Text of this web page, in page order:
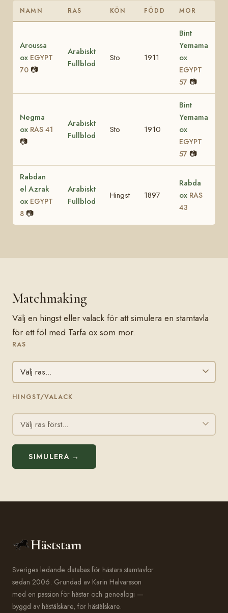
NAMN RAS KÖN FÖDD MOR
Aroussa
ox EGYPT
70 📷
Arabiskt
Fullblod
Sto 1911
Bint
Yemama
ox
EGYPT
57 📷
Negma
ox RAS 41
📷
Arabiskt
Fullblod
Sto 1910
Bint
Yemama
ox
EGYPT
57 📷
Rabdan
el Azrak
ox EGYPT
8 📷
Arabiskt
Fullblod
Hingst 1897
Rabda
ox RAS
43
Matchmaking
Välj en hingst eller valack för att simulera en stamtavla
för ett föl med Tarfa ox som mor.
RAS
HINGST/VALACK
SIMULERA →
Häststam
Sveriges ledande databas för hästars stamtavlor
sedan 2006. Grundad av Karin Halvarsson
med en passion för hästar och genealogi —
byggd av hästälskare, för hästälskare.